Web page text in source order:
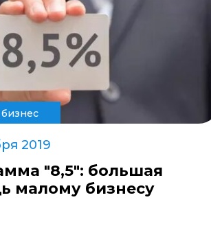
2019
"8,5": большая
малому бизнесу